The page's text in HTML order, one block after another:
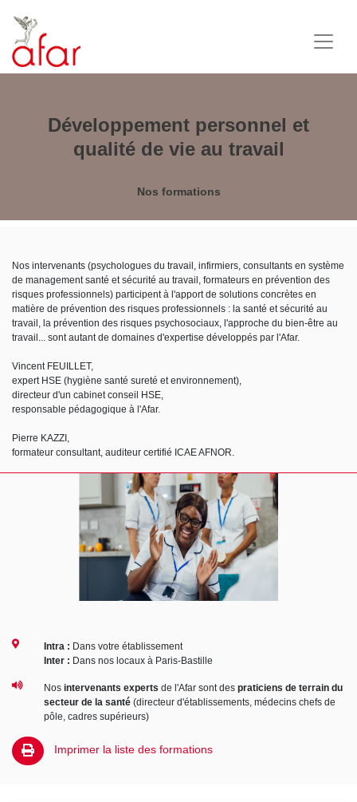
Développement personnel et
qualité de vie au travail
Nos formations
Nos intervenants (psychologues du travail, infirmiers, consultants en système
de management santé et sécurité au travail, formateurs en prévention des
risques professionnels) participent à l'apport de solutions concrètes en
matière de prévention des risques professionnels : la santé et sécurité au
travail, la prévention des risques psychosociaux, l'approche du bien-être au
travail... sont autant de domaines d'expertise développés par l'Afar.
Vincent FEUILLET,
expert HSE (hygiène santé sureté et environnement),
directeur d'un cabinet conseil HSE,
responsable pédagogique à l'Afar.
Pierre KAZZI,
formateur consultant, auditeur certifié ICAE AFNOR.
Intra : Dans votre établissement
Inter : Dans nos locaux à Paris-Bastille
Nos intervenants experts de l'Afar sont des praticiens de terrain du
secteur de la santé (directeur d'établissements, médecins chefs de
pôle, cadres supérieurs)
Imprimer la liste des formations